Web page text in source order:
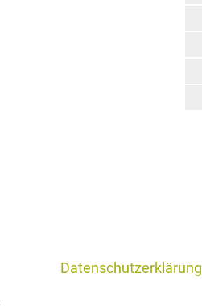
Datenschutzerklärung